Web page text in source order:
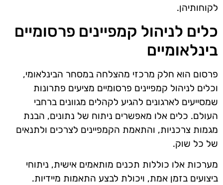
לקוחותיהן.
כלים לניהול קמפיינים פרסומיים
בינלאומיים
פרסום הוא חלק מרכזי מהצלחה במסחר הבינלאומי,
וכלים לניהול קמפיינים פרסומיים מציעים פתרונות
שמסייעים לארגונים להגיע לקהלים מגוונים ברחבי
העולם. כלים אלו מאפשרים ניתוח של נתונים, הבנת
מגמות צרכניות, והתאמת הקמפיינים לצרכים ולתנאים
של כל שוק.
מערכות אלו כוללות תכנים מותאמים אישית, ניתוחי
ביצועים בזמן אמת, ויכולת לבצע התאמות מיידיות.